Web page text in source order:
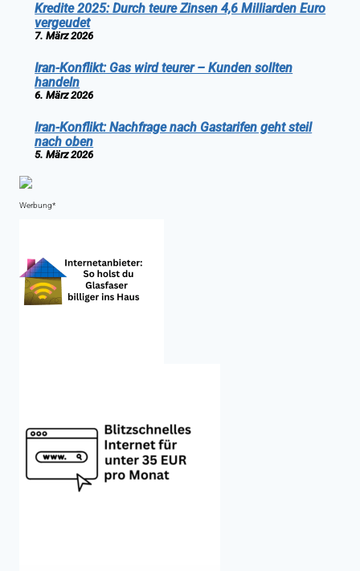
Kredite 2025: Durch teure Zinsen 4,6 Milliarden Euro
vergeudet
7. März 2026
Iran-Konflikt: Gas wird teurer – Kunden sollten
handeln
6. März 2026
Iran-Konflikt: Nachfrage nach Gastarifen geht steil
nach oben
5. März 2026
Werbung*